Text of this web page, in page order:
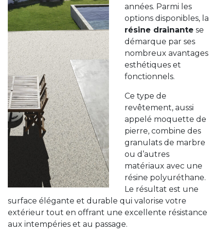
années. Parmi les
options disponibles, la
résine drainante se
démarque par ses
nombreux avantages
esthétiques et
fonctionnels.
Ce type de
revêtement, aussi
appelé moquette de
pierre, combine des
granulats de marbre
ou d’autres
matériaux avec une
résine polyuréthane.
Le résultat est une
surface élégante et durable qui valorise votre
extérieur tout en offrant une excellente résistance
aux intempéries et au passage.